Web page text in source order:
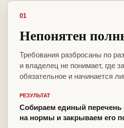
01
Непонятен
Требования разбросаны по
и владелец не понимает, где
обязательное и начинается
РЕЗУЛЬТАТ
Собираем единый перечень
на нормы и закрываем его